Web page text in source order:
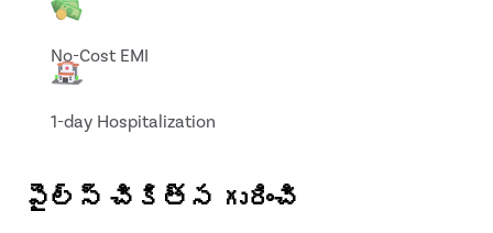
No-Cost EMI
1-day Hospitalization
పైల్స్ చికిత్స గురించి